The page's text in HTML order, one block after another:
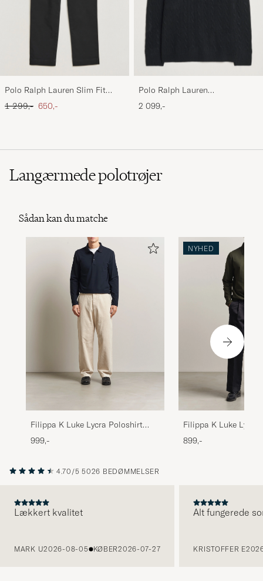
Polo Ralph Lauren Slim Fit
Stretch Chinos Black
Ordinary pris
1 299,- Nedsat pris
650,-
Polo Ralph Lauren
Wool/Cashmere Cable Half Zip
Polo Black
2 099,-
Langærmede polotrøjer
Sådan kan du matche
Filippa K Luke Lycra Poloshirt
Navy
999,-
NYHED
Filippa K Luke Lycra
Night Green
899,-
4.70/5 5026 BEDØMMELSER
Lækkert kvalitet
MARK U2026-08-05 KØBER2026-07-27
Alt fungerede
KRISTOFFER E